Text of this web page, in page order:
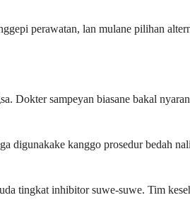
perawatan, lan mulane pilihan
sampeyan biasane bakal
digunakake kanggo prosedur bedah
tingkat inhibitor suwe-suwe. Tim